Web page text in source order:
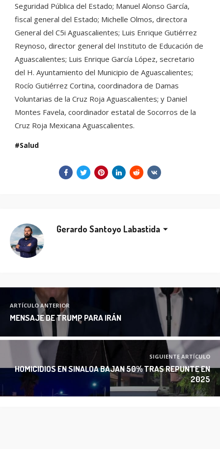
Seguridad Pública del Estado; Manuel Alonso García,
fiscal general del Estado; Michelle Olmos, directora
General del C5i Aguascalientes; Luis Enrique Gutiérrez
Reynoso, director general del Instituto de Educación de
Aguascalientes; Luis Enrique García López, secretario
del H. Ayuntamiento del Municipio de Aguascalientes;
Rocío Gutiérrez Cortina, coordinadora de Damas
Voluntarias de la Cruz Roja Aguascalientes; y Daniel
Montes Favela, coordinador estatal de Socorros de la
Cruz Roja Mexicana Aguascalientes.
Salud
Gerardo Santoyo Labastida
ARTÍCULO ANTERIOR
MENSAJE DE TRUMP PARA IRÁN
SIGUIENTE ARTÍCULO
HOMICIDIOS EN SINALOA BAJAN 50% TRAS REPUNTE EN
2025